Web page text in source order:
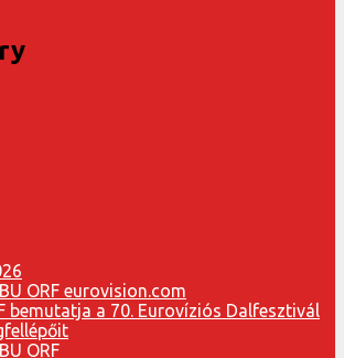
bemutatja a 70. Eurovíziós Dalfesztivál